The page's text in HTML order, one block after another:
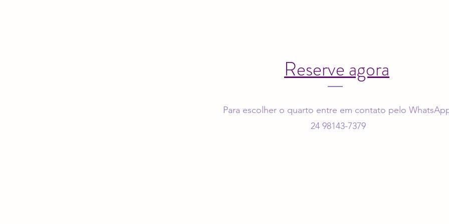
Reserve agora
Para escolher o quarto entre em contato pelo
24 98143-7379